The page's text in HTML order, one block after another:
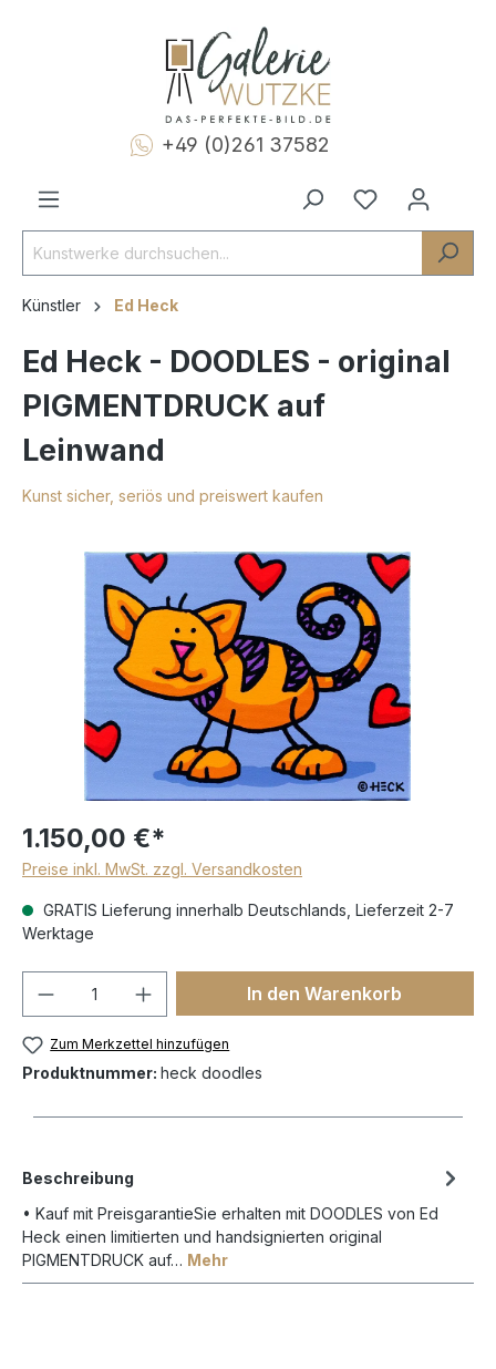
+49 (0)261 37582
Künstler Ed Heck
Ed Heck - DOODLES - original
PIGMENTDRUCK auf
Leinwand
Kunst sicher, seriös und preiswert kaufen
1.150,00 €*
Preise inkl. MwSt. zzgl. Versandkosten
GRATIS Lieferung innerhalb Deutschlands, Lieferzeit 2-7
Werktage
In den Warenkorb
Zum Merkzettel hinzufügen
Produktnummer: heck doodles
Beschreibung
• Kauf mit PreisgarantieSie erhalten mit DOODLES von Ed
Heck einen limitierten und handsignierten original
PIGMENTDRUCK auf… Mehr